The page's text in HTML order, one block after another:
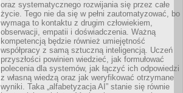
oraz systematycznego rozwijania się przez całe
życie. Tego nie da się w pełni zautomatyzować, bo
wymaga to kontaktu z drugim człowiekiem,
obserwacji, empatii i doświadczenia. Ważną
kompetencją będzie również umiejętność
współpracy z samą sztuczną inteligencją. Uczeń
przyszłości powinien wiedzieć, jak formułować
polecenia dla systemów, jak łączyć ich odpowiedzi
z własną wiedzą oraz jak weryfikować otrzymane
wyniki. Taka „alfabetyzacja AI” stanie się równie